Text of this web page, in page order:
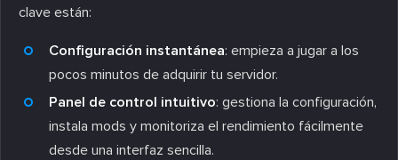
clave están:
Configuración instantánea: empieza a jugar a los
pocos minutos de adquirir tu servidor.
Panel de control intuitivo: gestiona la configuración,
instala mods y monitoriza el rendimiento fácilmente
desde una interfaz sencilla.